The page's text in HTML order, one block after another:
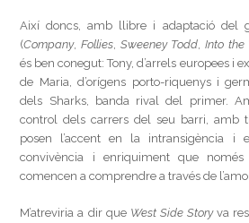
Així doncs, amb llibre i adaptació del
(Company,Follies Sweeney Todd ,Into the
és ben conegut: Tony, d’arrels europees i
de Maria, d’orígens porto-riquenys i
dels Sharks, banda rival del primer.
control dels carrers del seu barri, amb
posen l’accent en la intransigència
convivència i enriquiment que només
comencen a comprendre a través de
M’atreviria a dir que West Side Storyva